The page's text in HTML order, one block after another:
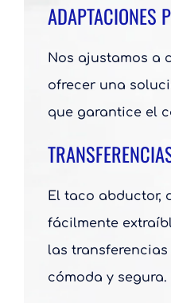
ADAPTACIONES
Nos ajustamos a
ofrecer una
que garantice el
El taco abductor,
fácilmente
las
cómoda y segura.